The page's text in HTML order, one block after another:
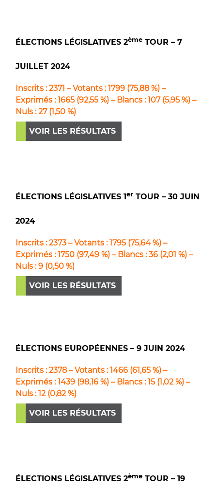
ÉLECTIONS LÉGISLATIVES 2ème TOUR – 7
JUILLET 2024
Inscrits : 2371 – Votants : 1799 (75,88 %) –
Exprimés : 1665 (92,55 %) – Blancs : 107 (5,95 %) –
Nuls :27 (1,50 %)
VOIR LES RÉSULTATS
ÉLECTIONS LÉGISLATIVES 1er TOUR – 30 JUIN
2024
Inscrits : 2373 – Votants : 1795 (75,64 %) –
Exprimés : 1750 (97,49 %) – Blancs : 36 (2,01 %) –
Nuls :9 (0,50 %)
VOIR LES RÉSULTATS
ÉLECTIONS EUROPÉENNES – 9 JUIN 2024
Inscrits : 2378 – Votants : 1466 (61,65 %) –
Exprimés : 1439 (98,16 %) – Blancs : 15 (1,02 %) –
Nuls : 12 (0,82 %)
VOIR LES RÉSULTATS
ÉLECTIONS LÉGISLATIVES 2ème TOUR – 19